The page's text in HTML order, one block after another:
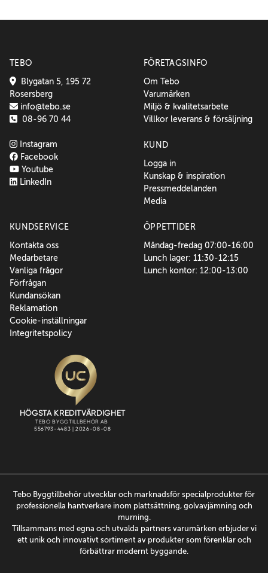
TEBO
Blygatan 5, 195 72
Rosersberg
info@tebo.se
08-96 70 44
Instagram
Facebook
Youtube
LinkedIn
FÖRETAGSINFO
Om Tebo
Varumärken
Miljö & kvalitetsarbete
Villkor leverans & försäljning
KUND
Logga in
Kunskap & inspiration
Pressmeddelanden
Media
KUNDSERVICE
Kontakta oss
Medarbetare
Vanliga frågor
Förfrågan
Kundansökan
Reklamation
Cookie-inställningar
Integritetspolicy
ÖPPETTIDER
Måndag-fredag 07:00-16:00
Lunch lager: 11:30-12:15
Lunch kontor: 12:00-13:00
Tebo Byggtillbehör utvecklar och marknadsför specialprodukter för
professionella hantverkare inom plattsättning, golvavjämning och
murning.
Tillsammans med egna och utvalda partners varumärken erbjuder vi
ett unik och innovativt sortiment av produkter som förenklar och
förbättrar modernt byggande.